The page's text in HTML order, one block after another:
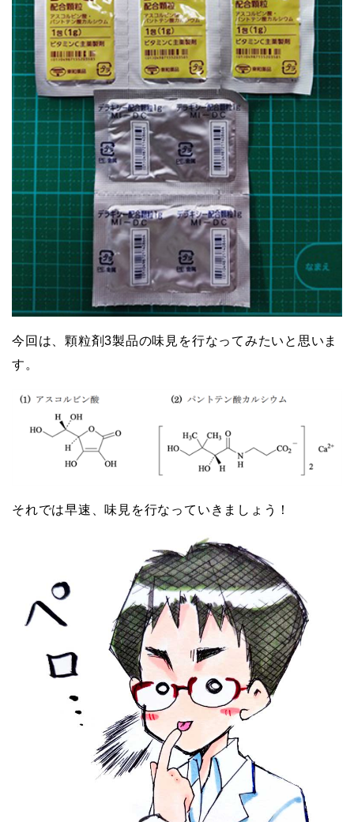
今回は、顆粒剤3製品の味見を行なってみたいと思いま
す。
それでは早速、味見を行なっていきましょう！